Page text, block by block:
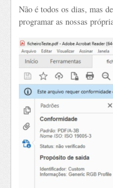
Não é todos os dias, mas
programar as nossas